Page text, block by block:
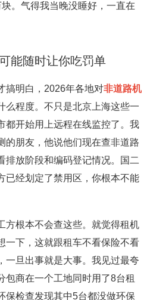
。气得我当晚没睡好，一直在
能随时让你吃罚单
搞明白，2026年各地对非道路机
么程度。不只是北京上海这些一
都开始用上远程在线监控了。我
的朋友，他说他们现在查非道路
排放阶段和编码登记情况。国二
已经划定了禁用区，你根本不能
方根本不会查这些。就觉得租机
一下，这就跟租车不看保险不看
一旦出事就是大事。我见过最夸
包商在一个工地同时用了8台租
保检查发现其中5台都没做环保